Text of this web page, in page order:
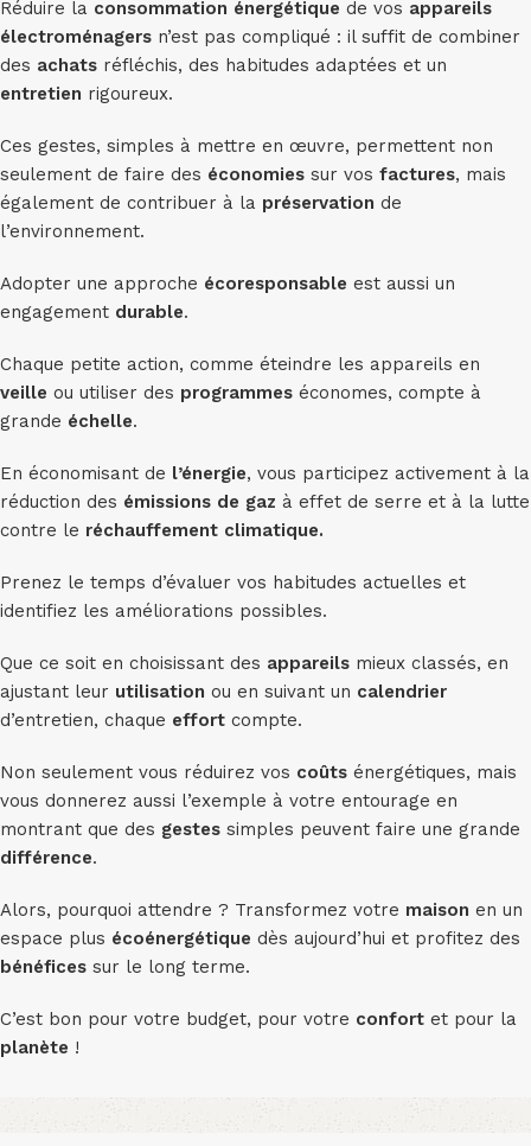
Réduire la consommation énergétique de vos appareils
électroménagers n’est pas compliqué : il suffit de combiner
des achats réfléchis, des habitudes adaptées et un
entretien rigoureux.
Ces gestes, simples à mettre en œuvre, permettent non
seulement de faire des économies sur vos factures, mais
également de contribuer à la préservation de
l’environnement.
Adopter une approche écoresponsable est aussi un
engagement durable.
Chaque petite action, comme éteindre les appareils en
veille ou utiliser des programmes économes, compte à
grande échelle.
En économisant de l’énergie, vous participez activement à la
réduction des émissions de gaz à effet de serre et à la lutte
contre le réchauffement climatique.
Prenez le temps d’évaluer vos habitudes actuelles et
identifiez les améliorations possibles.
Que ce soit en choisissant des appareils mieux classés, en
ajustant leur utilisation ou en suivant un calendrier
d’entretien, chaque effort compte.
Non seulement vous réduirez vos coûts énergétiques, mais
vous donnerez aussi l’exemple à votre entourage en
montrant que des gestes simples peuvent faire une grande
différence.
Alors, pourquoi attendre ? Transformez votre maison en un
espace plus écoénergétique dès aujourd’hui et profitez des
bénéfices sur le long terme.
C’est bon pour votre budget, pour votre confort et pour la
planète !